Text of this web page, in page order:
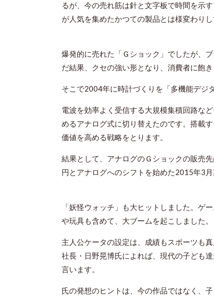
るが、今の売れ筋は針と文字板で時間を示
が人気を集めたかつての製品とは様変わりし
爆発的に売れた「Ｇショック」でしたが、
だ結果、クセの強い形となり、消費者に飽
そこで2004年に時計づくりを「多機能デジ
電波を効率よく受信する大規模集積回路な
めるアナログ式に切り替えたのです。搭載
価値を高める戦略をとります。
結果として、アナログのＧショックの販売
円とアナログへのシフトを始めた2015年3月
「妖怪ウォッチ」も大ヒットしました。ゲ
や玩具も含めて、大ブームを起こしました。
主人公ケータの設定は、成績もスポーツも
社長・日野晃博氏によれば、現代の子ども
言います。
氏の発想のヒントは、今の作品ではなく、